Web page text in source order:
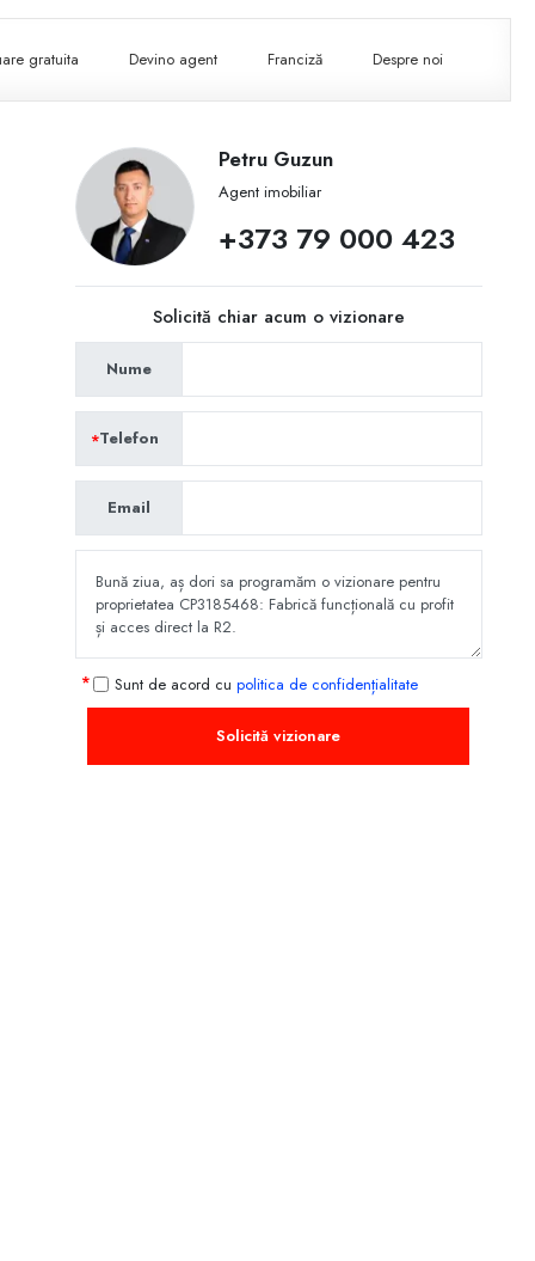
gratuita Devino agent Franciză Despre noi
Petru Guzun
Agent imobiliar
+373 79 000 423
Solicită chiar acum o vizionare
Nume
Telefon
Email
Sunt de acord cu politica de confidențialitate
Solicită vizionare